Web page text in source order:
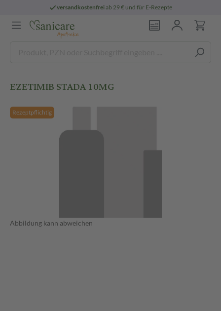
versandkostenfreiab 29 € und für E-Rezepte
EZETIMIB STADA 10MG
Rezeptpflichtig
Abbildung kann abweichen